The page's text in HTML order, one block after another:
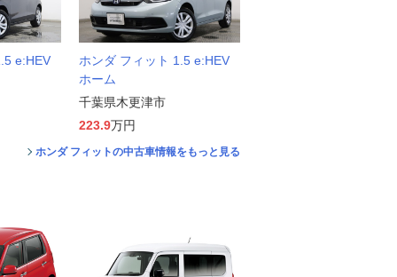
e:HEV
ホンダ フィット 1.5 e:HEV
ホーム
千葉県木更津市
223.9万円
ホンダ フィットの中古車情報をもっと見る